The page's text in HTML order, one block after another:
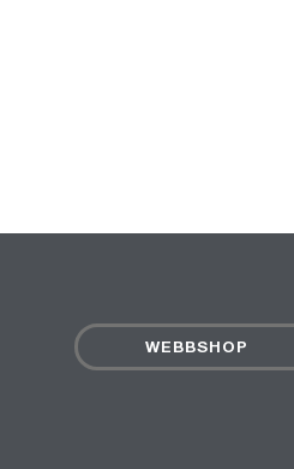
WEBBSHOP